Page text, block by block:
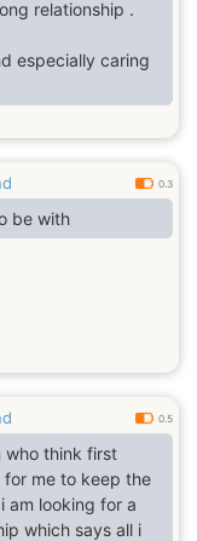
relationship .
especially caring
0.3
be with
0.5
who think first
me to keep the
am looking for a
which says all i